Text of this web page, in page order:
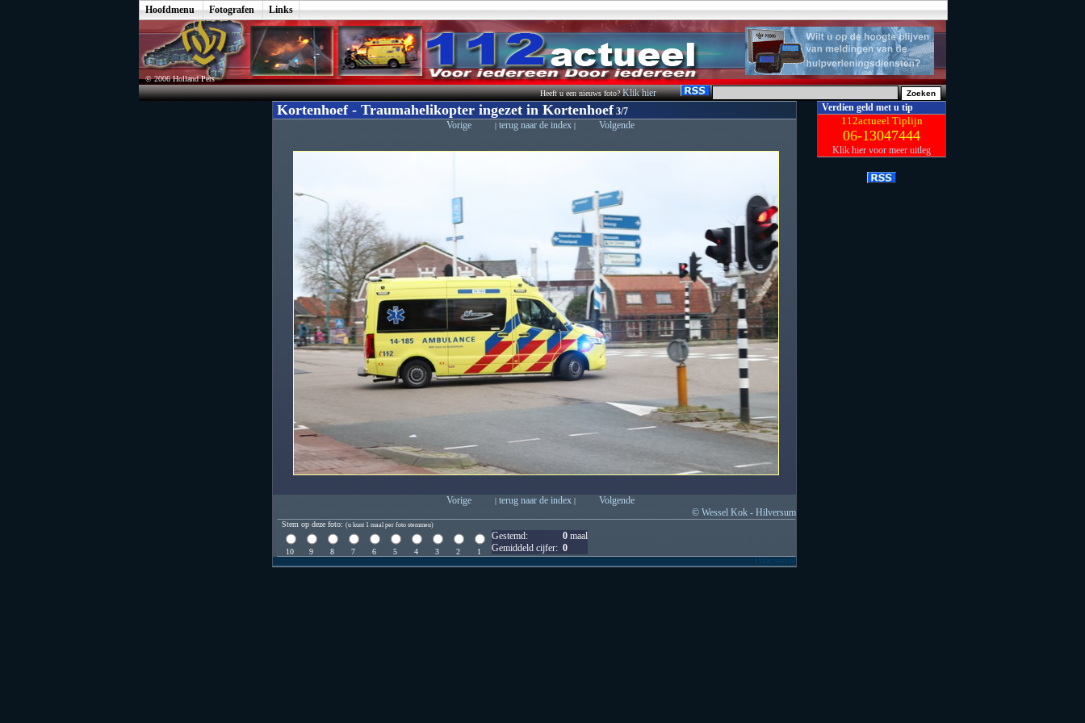
Hoofdmenu Fotografen Links
© 2006 Holland Pers
Heeft u een nieuws foto?Klik hier
Kortenhoef - Traumahelikopter ingezet in Kortenhoef3/7
Vorige
| terug naar de index | Volgende
Vorige | terug naar de index |
Volgende
© Wessel Kok - Hilversum
Stem op deze foto: (u kunt 1 maal per foto stemmen)
10 9 8 7 6 5 4 3 2 1
Gestemd: 0maal
Gemiddeld cijfer: 0
112actueel.nl
Verdien geld met u tip
112actueel Tiplijn
06-13047444
Klik hier voor meer uitleg